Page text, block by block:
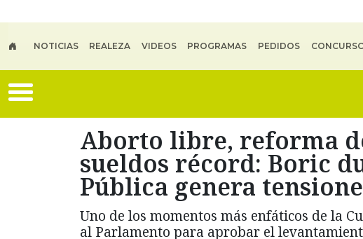
NOTICIAS REALEZA VIDEOS PROGRAMAS PEDIDOS
Aborto libre, reforma
sueldos récord: Boric
Pública genera
Uno de los momentos más enfáticos de la
al Parlamento para aprobar el